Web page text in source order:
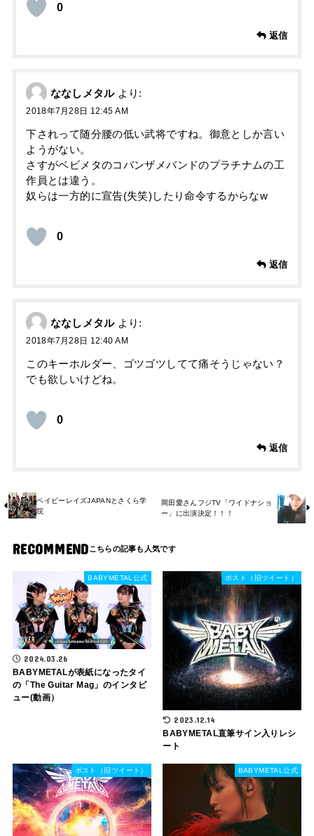
0
返信
ななしメタル より:
2018年7月28日 12:45 AM
下されって随分腰の低い武将ですね。御意としか言い
ようがない。
さすがベビメタのコバンザメバンドのプラチナムの工
作員とは違う。
奴らは一方的に宣告(失笑)したり命令するからなw
0
返信
ななしメタル より:
2018年7月28日 12:40 AM
このキーホルダー、ゴツゴツしてて痛そうじゃない？
でも欲しいけどね。
0
返信
ベイビーレイズJAPANとさくら学
院
岡田愛さんフジTV「ワイドナショ
ー」に出演決定！！！
RECOMMEND
BABYMETAL公式
2024.03.26
BABYMETALが表紙になったタイ
の「The Guitar Mag」のインタビ
ュー(動画）
ポスト（旧ツイート）
2023.12.14
BABYMETAL直筆サイン入りレシ
ート
ポスト（旧ツイート） BABYMETAL公式